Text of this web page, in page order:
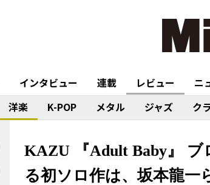
インタビュー 連載 レビュー ニ
洋楽 K-POP メタル ジャズ ク
KAZU 『Adult Baby』
る初ソロ作は、坂本龍一